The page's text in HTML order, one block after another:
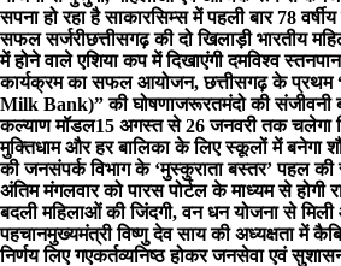
सपना हो रहा है साकारसिम्स में पहली बार 78
सफल सर्जरीछत्तीसगढ़ की दो खिलाड़ी भारतीय
में होने वाले एशिया कप में दिखाएंगी दमविश्व
कार्यक्रम का सफल आयोजन, छत्तीसगढ़ के प्रथम
Milk Bank)” की घोषणाजरूरतमंदो की संजीवनी
कल्याण मॉडल15 अगस्त से 26 जनवरी तक चलेगा
मुक्तिधाम और हर बालिका के लिए स्कूलों में बनेगा
की जनसंपर्क विभाग के ‘मुस्कुराता बस्तर’ पहल की
अंतिम मंगलवार को पारस पोर्टल के माध्यम से होगी
बदली महिलाओं की जिंदगी, वन धन योजना से मिली
पहचानमुख्यमंत्री विष्णु देव साय की अध्यक्षता में
निर्णय लिए गएकर्तव्यनिष्ठ होकर जनसेवा एवं